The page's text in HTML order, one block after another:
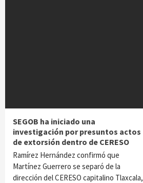
SEGOB ha iniciado una
investigación por presuntos actos
de extorsión dentro de CERESO
Ramírez Hernández confirmó que
Martínez Guerrero se separó de la
dirección del CERESO capitalino Tlaxcala,